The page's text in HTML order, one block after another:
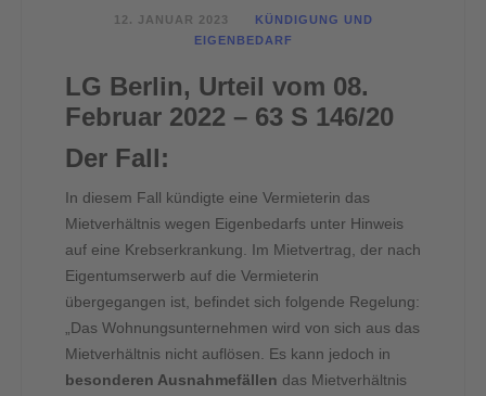
12. JANUAR 2023
KÜNDIGUNG UND
EIGENBEDARF
LG Berlin, Urteil vom 08.
Februar 2022 – 63 S 146/20
Der Fall:
In diesem Fall kündigte eine Vermieterin das
Mietverhältnis wegen Eigenbedarfs unter Hinweis
auf eine Krebserkrankung. Im Mietvertrag, der nach
Eigentumserwerb auf die Vermieterin
übergegangen ist, befindet sich folgende Regelung:
„Das Wohnungsunternehmen wird von sich aus das
Mietverhältnis nicht auflösen. Es kann jedoch in
besonderen Ausnahmefällen das Mietverhältnis